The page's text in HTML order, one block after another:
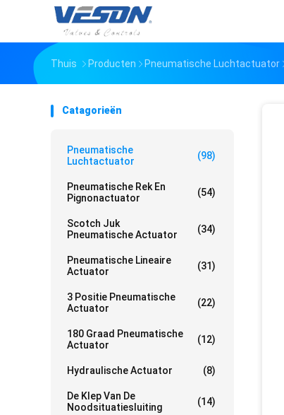
Thuis Producten Pneumatische Luchtactuator
Catagorieën
Pneumatische
Luchtactuator
(98)
Pneumatische Rek En
Pignonactuator
(54)
Scotch Juk
Pneumatische Actuator
(34)
Pneumatische Lineaire
Actuator
(31)
3 Positie Pneumatische
Actuator
(22)
180 Graad Pneumatische
Actuator
(12)
Hydraulische Actuator (8)
De Klep Van De
Noodsituatiesluiting
(14)